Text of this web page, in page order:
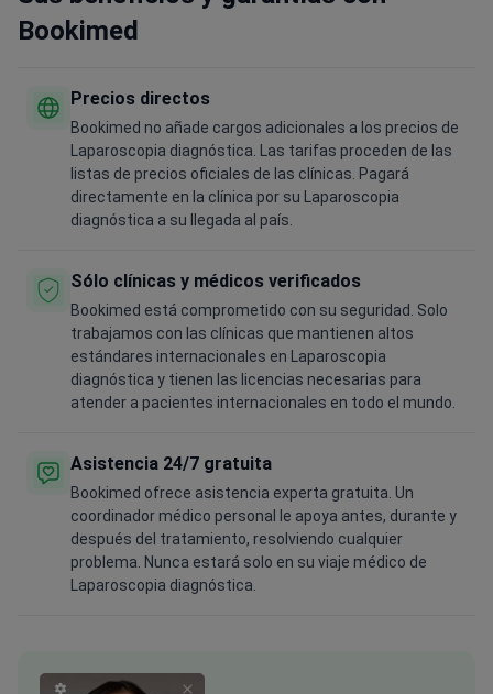
Bookimed
Precios directos
Bookimed no añade cargos adicionales a los precios de
Laparoscopia diagnóstica. Las tarifas proceden de las
listas de precios oficiales de las clínicas. Pagará
directamente en la clínica por su Laparoscopia
diagnóstica a su llegada al país.
Sólo clínicas y médicos verificados
Bookimed está comprometido con su seguridad. Solo
trabajamos con las clínicas que mantienen altos
estándares internacionales en Laparoscopia
diagnóstica y tienen las licencias necesarias para
atender a pacientes internacionales en todo el mundo.
Asistencia 24/7 gratuita
Bookimed ofrece asistencia experta gratuita. Un
coordinador médico personal le apoya antes, durante y
después del tratamiento, resolviendo cualquier
problema. Nunca estará solo en su viaje médico de
Laparoscopia diagnóstica.